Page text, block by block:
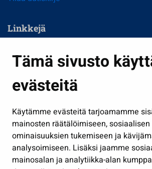
Tämä sivusto
evästeitä
Käytämme evästeitä tarjoamamme
mainosten räätälöimiseen,
ominaisuuksien tukemiseen ja
analysoimiseen. Lisäksi jaamme
mainosalan ja analytiikka-alan
Linkkejä
Kasvatus ja opetus
Kulttuuri ja liikunta
Työ ja yrittäminen
Osallistu ja asioi
Näytä omat evästeasetukseni